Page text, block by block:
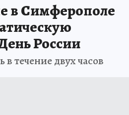
в Симферополе
России
в течение двух часов